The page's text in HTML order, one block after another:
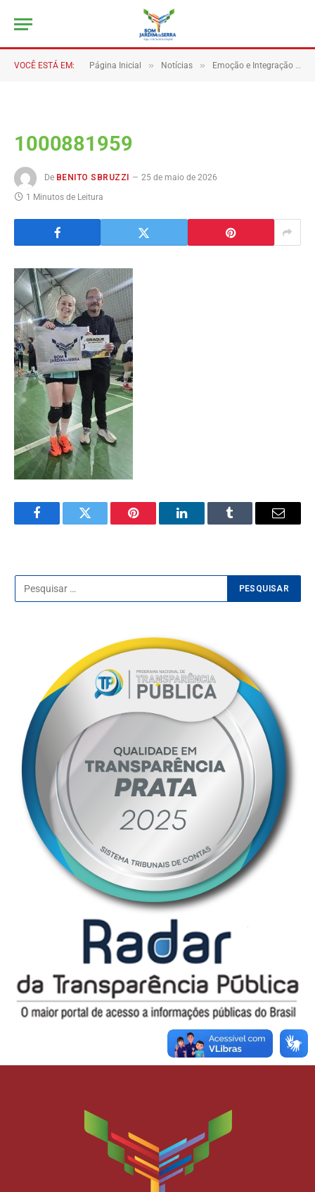
VOCÊ ESTÁ EM: Página Inicial » Notícias » Emoção e Integração Marcam o 1° Torneio de Vôlei Misto de Bom Jardim da Serra.
1000881959
De BENITO SBRUZZI
25 de maio de 2026
1 Minutos de Leitura
FacebookTwitter Pinterest LinkedInTumblr
E-